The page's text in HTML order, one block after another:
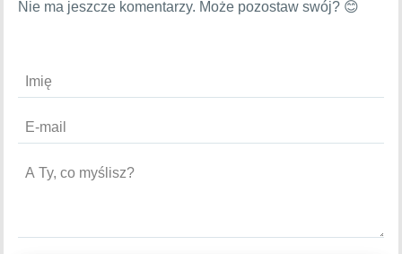
Nie ma jeszcze komentarzy. Może pozostaw swój? 😊